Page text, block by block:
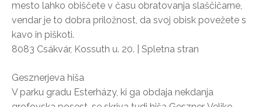
mesto lahko obiščete v času obratovanja slaščičarne,
vendar je to dobra priložnost, da svoj obisk povežete s
kavo in piškoti.
8083 Csákvár, Kossuth u. 20. | Spletna stran
Gesznerjeva hiša
V parku gradu Esterházy, ki ga obdaja nekdanja